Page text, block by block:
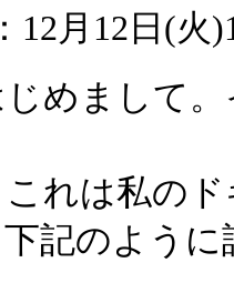
月12日(火
めまして
れは私の
記のよう